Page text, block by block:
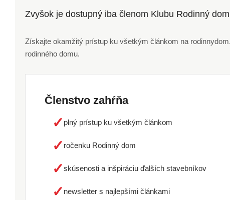
Zvyšok je dostupný iba členom Klubu Rodinný
Získajte okamžitý prístup ku všetkým článkom na
rodinného domu.
Členstvo zahŕňa
✓ plný prístup ku všetkým článkom
✓ ročenku Rodinný dom
✓skúsenosti a inšpiráciu ďalších stavebníkov
✓ newsletter s najlepšími článkami